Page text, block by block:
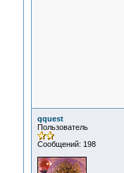
qquest
Пользователь
Сообщений: 198